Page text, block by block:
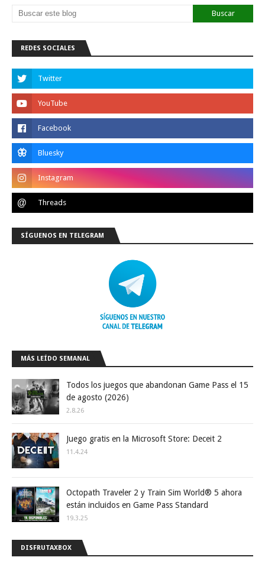
REDES SOCIALES
SÍGUENOS EN TELEGRAM
MÁS LEÍDO SEMANAL
Todos los juegos que abandonan Game Pass el 15
de agosto (2026)
2.8.26
Juego gratis en la Microsoft Store: Deceit 2
11.4.24
Octopath Traveler 2 y Train Sim World® 5 ahora
están incluidos en Game Pass Standard
19.3.25
DISFRUTAXBOX